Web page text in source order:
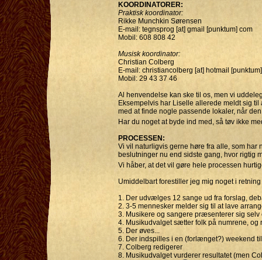
KOORDINATORER:
Praktisk koordinator:
Rikke Munchkin Sørensen
E-mail: tegnsprog [at] gmail [punktum] com
Mobil: 608 808 42
Musisk koordinator:
Christian Colberg
E-mail: christiancolberg [at] hotmail
Mobil: 29 43 37 46
Al henvendelse kan ske til os, men vi
Eksempelvis har Liselle allerede meldt sig
med at finde nogle passende lokaler, når
Har du noget at byde ind med, så tøv ikke
PROCESSEN:
Vi vil naturligvis gerne høre fra alle, som har
beslutninger nu end sidste gang, hvor rigtig
Vi håber, at det vil gøre hele processen
Umiddelbart forestiller jeg mig noget i retning
1. Der udvælges 12 sange ud fra forslag,
2. 3-5 mennesker melder sig til at lave
3. Musikere og sangere præsenterer sig
4. Musikudvalget sætter folk på numrene, og
5. Der øves...
6. Der indspilles i en (forlænget?) weekend
7. Colberg redigerer
8. Musikudvalget vurderer resultatet (men